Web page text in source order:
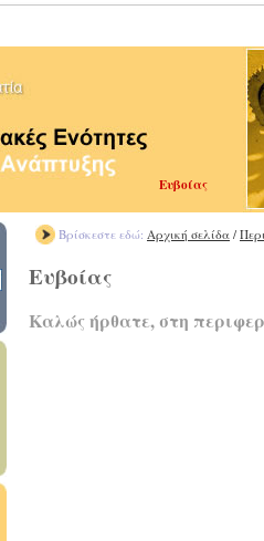
Ευβοίας
Βρίσκεστε εδώ: Αρχική σελίδα /
Ευβοίας
Καλώς ήρθατε, στη